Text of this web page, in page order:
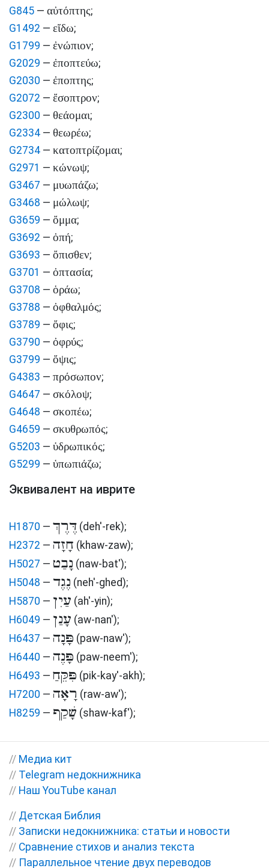
G845 — αὐτόπτης;
G1492 — εἴδω;
G1799 — ἐνώπιον;
G2029 — ἐποπτεύω;
G2030 — ἐποπτης;
G2072 — ἔσοπτρον;
G2300 — θεάομαι;
G2334 — θεωρέω;
G2734 — κατοπτρίζομαι;
G2971 — κώνωψ;
G3467 — μυωπάζω;
G3468 — μώλωψ;
G3659 — ὄμμα;
G3692 — ὀπή;
G3693 — ὄπισθεν;
G3701 — ὀπτασία;
G3708 — ὁράω;
G3788 — ὀφθαλμός;
G3789 — ὄφις;
G3790 — ὀφρύς;
G3799 — ὄψις;
G4383 — πρόσωπον;
G4647 — σκόλοψ;
G4648 — σκοπέω;
G4659 — σκυθρωπός;
G5203 — ὑδρωπικός;
G5299 — ὑπωπιάζω;
Эквивалент на иврите
H1870 — דֶּרֶךְ (deh'-rek);
H2372 — חָזָה (khaw-zaw);
H5027 — נָבַט (naw-bat');
H5048 — נֶגֶד (neh'-ghed);
H5870 — עַיִן (ah'-yin);
H6049 — עָנַן (aw-nan');
H6437 — פָּנָה (paw-naw');
H6440 — פָּנֶה (paw-neem');
H6493 — פִּקֵּחַ (pik-kay'-akh);
H7200 — רָאָה (raw-aw');
H8259 — שָׁקַף (shaw-kaf');
// Медиа кит
// Telegram недокнижника
// Наш YouTube канал
// Детская Библия
// Записки недокнижника: статьи и новости
// Сравнение стихов и анализ текста
// Параллельное чтение двух переводов